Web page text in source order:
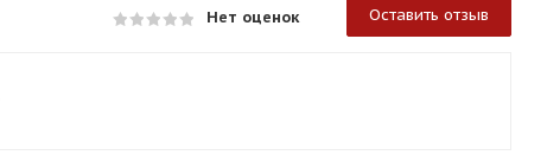
Нет оценок Оставить отзыв